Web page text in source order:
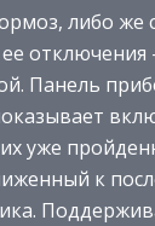
либо же
отключения
Панель
уже
к